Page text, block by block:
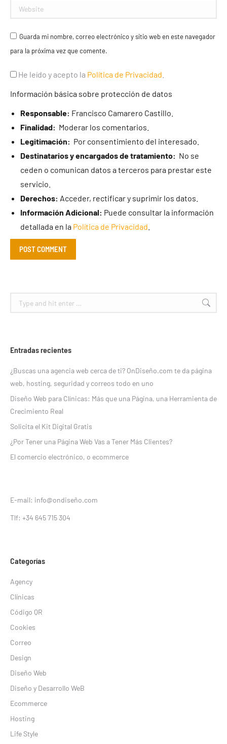
Website
Guarda mi nombre, correo electrónico y sitio web en este navegador
para la próxima vez que comente.
He leído y acepto la Política de Privacidad
Información básica sobre protección de datos
Responsable: Francisco Camarero Castillo.
Finalidad: Moderar los comentarios.
Legitimación: Por consentimiento del interesado.
Destinatarios y encargados de tratamiento: No se
ceden o comunican datos a terceros para prestar este
servicio.
Derechos: Acceder, rectificar y suprimir los datos.
Información Adicional: Puede consultar la información
detallada en la Política de Privacidad
POST COMMENT
Search:
Entradas recientes
¿Buscas una agencia web cerca de ti? OnDiseño.com te da página
web, hosting, seguridad y correos todo en uno
Diseño Web para Clínicas: Más que una Página, una Herramienta de
Crecimiento Real
Solicita el Kit Digital Gratis
¿Por Tener una Página Web Vas a Tener Más Clientes?
El comercio electrónico, o ecommerce
E-mail: info@ondiseño.com
Tlf: +34 645 715 304
Categorías
Agency
Clínicas
Código QR
Cookies
Correo
Design
Diseño Web
Diseño y Desarrollo WeB
Ecommerce
Hosting
Life Style